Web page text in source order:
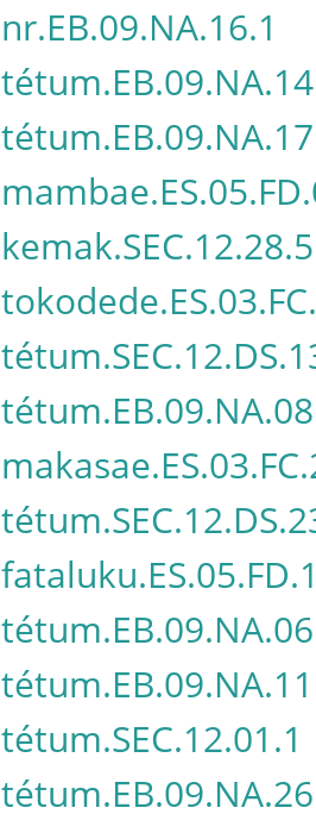
nr.EB.09.NA.16.1
kemak.SEC.12.28.5
tétum.SEC.12.01.1